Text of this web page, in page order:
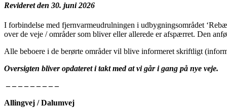
Revideret den 30. juni 2026
I forbindelse med fjernvarmeudrulningen i udbygningsområdet
over de veje / områder som bliver eller allerede er afspærret. Den
Alle beboere i de berørte områder vil blive informeret skriftligt
Oversigten bliver opdateret i takt med at vi går i gang på nye veje.
– – – – – – – – –
Allingvej / Dalumvej